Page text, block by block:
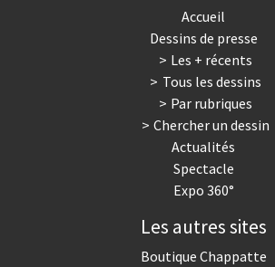
Accueil
Dessins de presse
Les + récents
Tous les dessins
Par rubriques
Chercher un dessin
Actualités
Spectacle
Expo 360°
Les autres sites
Boutique Chappatte